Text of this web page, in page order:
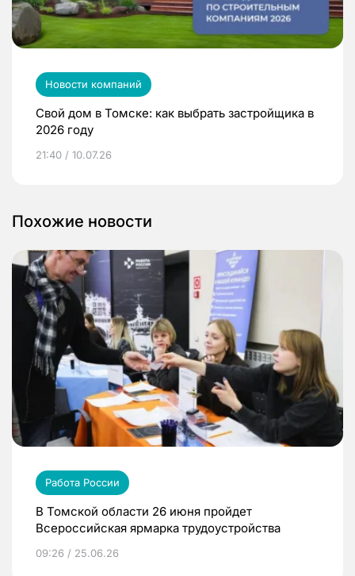
Новости компаний
Свой дом в Томске: как выбрать застройщика в
2026 году
21:40 / 10.07.26
Похожие новости
Работа России
В Томской области 26 июня пройдет
Всероссийская ярмарка трудоустройства
09:26 / 25.06.26